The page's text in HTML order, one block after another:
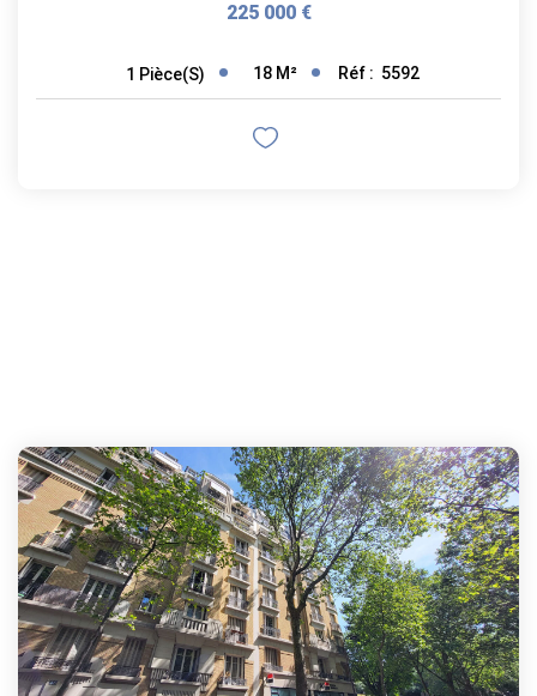
225 000 €
1 Pièce(s) 18 M² Réf : 5592